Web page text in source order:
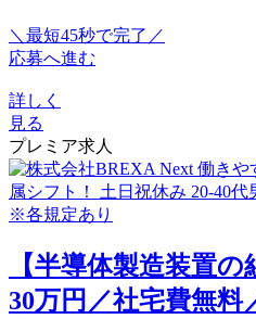
＼最短45秒で完了／
応募へ進む
詳しく
見る
プレミア求人
【半導体製造装置
30万円／社宅費無料